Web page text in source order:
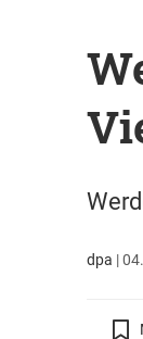
dpa |